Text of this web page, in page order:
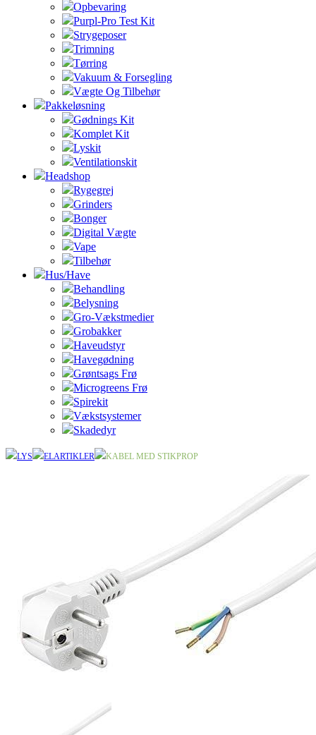
Opbevaring
Purpl-Pro Test Kit
Strygeposer
Trimning
Tørring
Vakuum & Forsegling
Vægte Og Tilbehør
Pakkeløsning
Gødnings Kit
Komplet Kit
Lyskit
Ventilationskit
Headshop
Rygegrej
Grinders
Bonger
Digital Vægte
Vape
Tilbehør
Hus/Have
Behandling
Belysning
Gro-Vækstmedier
Grobakker
Haveudstyr
Havegødning
Grøntsags Frø
Microgreens Frø
Spirekit
Vækstsystemer
Skadedyr
LYS ELARTIKLER KABEL MED STIKPROP